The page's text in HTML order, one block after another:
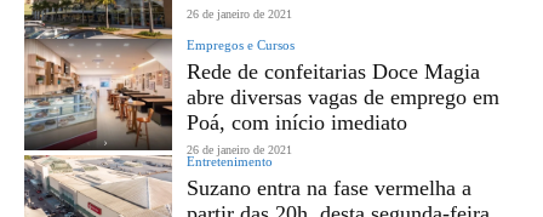
26 de janeiro de 2021
Empregos e Cursos
Rede de confeitarias Doce Magia
abre diversas vagas de emprego em
Poá, com início imediato
26 de janeiro de 2021
Entretenimento
Suzano entra na fase vermelha a